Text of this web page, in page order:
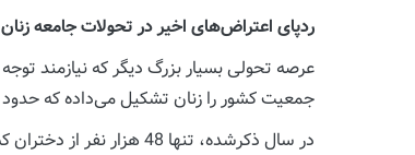
ردپای اعتراض‌های اخیر در تحولات جامعه زنان
جمعیت کشور را زنان تشکیل می‌داده که حدود 11 میلیون نفر از آنان فاقد سواد خواندن و نوشتن بوده‌اند.